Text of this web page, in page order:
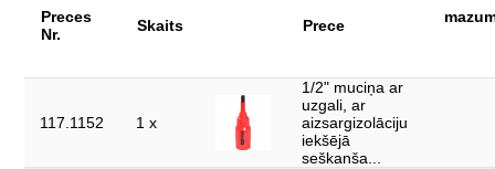
detaļas komplektā:
IEC 60900
Preces
Nr.
Skaits Prece
117.1152 1 x
1/2" muciņa ar
uzgali, ar
aizsargizolāciju
iekšējā
seškanša...